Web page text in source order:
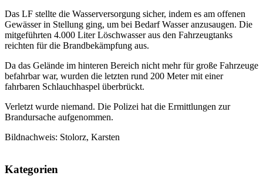
Das LF stellte die Wasserversorgung sicher, indem es am offenen
Gewässer in Stellung ging, um bei Bedarf Wasser anzusaugen. Die
mitgeführten 4.000 Liter Löschwasser aus den Fahrzeugtanks
reichten für die Brandbekämpfung aus.
Da das Gelände im hinteren Bereich nicht mehr für große Fahrzeuge
befahrbar war, wurden die letzten rund 200 Meter mit einer
fahrbaren Schlauchhaspel überbrückt.
Verletzt wurde niemand. Die Polizei hat die Ermittlungen zur
Brandursache aufgenommen.
Bildnachweis: Stolorz, Karsten
Kategorien